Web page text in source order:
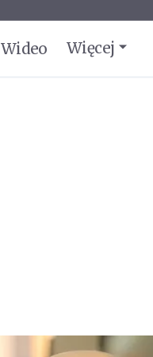
Wideo Więcej